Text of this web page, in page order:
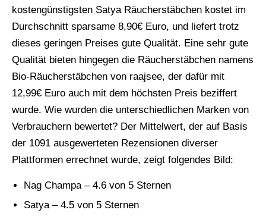
kostengünstigsten Satya Räucherstäbchen kostet im
Durchschnitt sparsame 8,90€ Euro, und liefert trotz
dieses geringen Preises gute Qualität. Eine sehr gute
Qualität bieten hingegen die Räucherstäbchen namens
Bio-Räucherstäbchen von raajsee, der dafür mit
12,99€ Euro auch mit dem höchsten Preis beziffert
wurde. Wie wurden die unterschiedlichen Marken von
Verbrauchern bewertet? Der Mittelwert, der auf Basis
der 1091 ausgewerteten Rezensionen diverser
Plattformen errechnet wurde, zeigt folgendes Bild:
Nag Champa – 4.6 von 5 Sternen
Satya – 4.5 von 5 Sternen